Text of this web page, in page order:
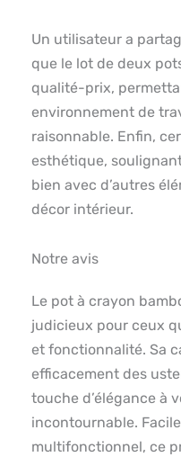
Un utilisateur a
que le lot de deux
qualité-prix,
environnement de
raisonnable. Enfin,
esthétique,
bien avec d’autres
décor intérieur.
Notre avis
Le pot à crayon
judicieux pour ceux
et fonctionnalité. Sa
efficacement des
touche d’élégance à
incontournable.
multifonctionnel, ce